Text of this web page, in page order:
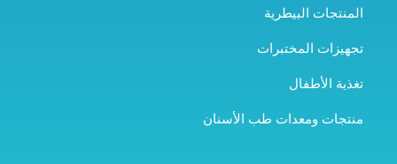
المنتجات البيطرية
تجهيزات المختبرات
تغذية الأطفال
منتجات ومعدات طب الأسنان